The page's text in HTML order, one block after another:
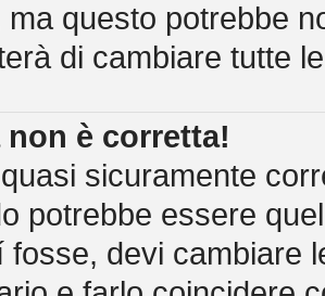
ma questo potrebbe
di cambiare tutte
non è corretta!
quasi sicuramente
potrebbe essere
fosse, devi cambiare